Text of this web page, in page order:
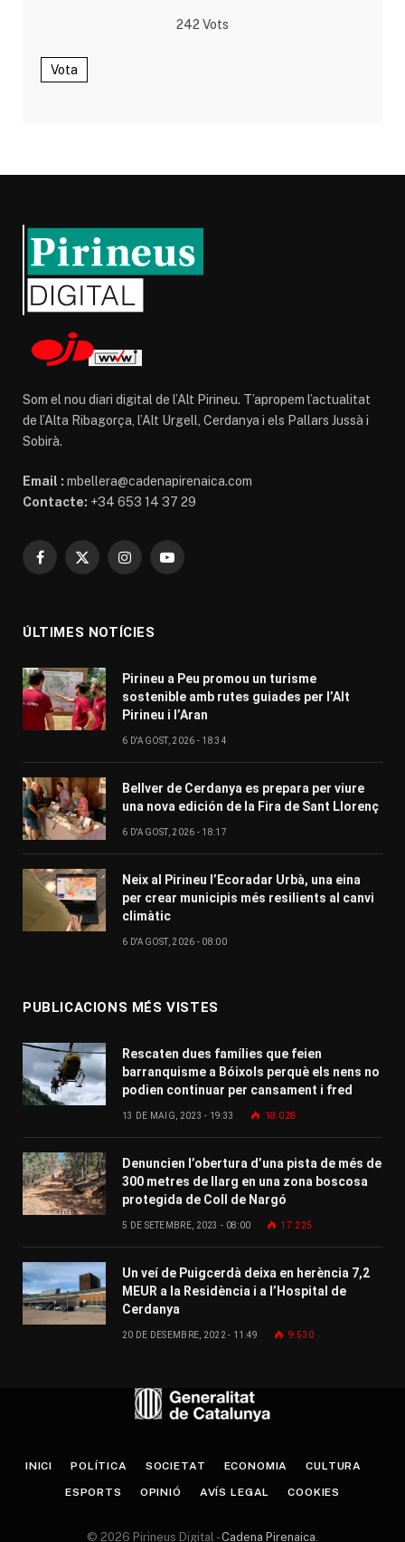
242 Vots
Vota
Som el nou diari digital de l’Alt Pirineu. T’apropem l’actualitat
de l’Alta Ribagorça, l’Alt Urgell, Cerdanya i els Pallars Jussà i
Sobirà.
Email : mbellera@cadenapirenaica.com
Contacte: +34 653 14 37 29
Facebook
X
InstagramYouTube
ÚLTIMES NOTÍCIES
Pirineu a Peu promou un turisme
sostenible amb rutes guiades per l’Alt
Pirineu i l’Aran
6 D'AGOST, 2026 - 18:34
Bellver de Cerdanya es prepara per viure
una nova edición de la Fira de Sant Llorenç
6 D'AGOST, 2026 - 18:17
Neix al Pirineu l’Ecoradar Urbà, una eina
per crear municipis més resilients al canvi
climàtic
6 D'AGOST, 2026 - 08:00
PUBLICACIONS MÉS VISTES
Rescaten dues famílies que feien
barranquisme a Bóixols perquè els nens no
podien continuar per cansament i fred
13 DE MAIG, 2023 - 19:33 18.028
Denuncien l’obertura d’una pista de més de
300 metres de llarg en una zona boscosa
protegida de Coll de Nargó
5 DE SETEMBRE, 2023 - 08:00 17.225
Un veí de Puigcerdà deixa en herència 7,2
MEUR a la Residència i a l’Hospital de
Cerdanya
20 DE DESEMBRE, 2022 - 11:49 9.530
INICI POLÍTICA SOCIETAT ECONOMIA CULTURA
ESPORTS OPINIÓ AVÍS LEGAL COOKIES
© 2026 Pirineus Digital -Cadena Pirenaica